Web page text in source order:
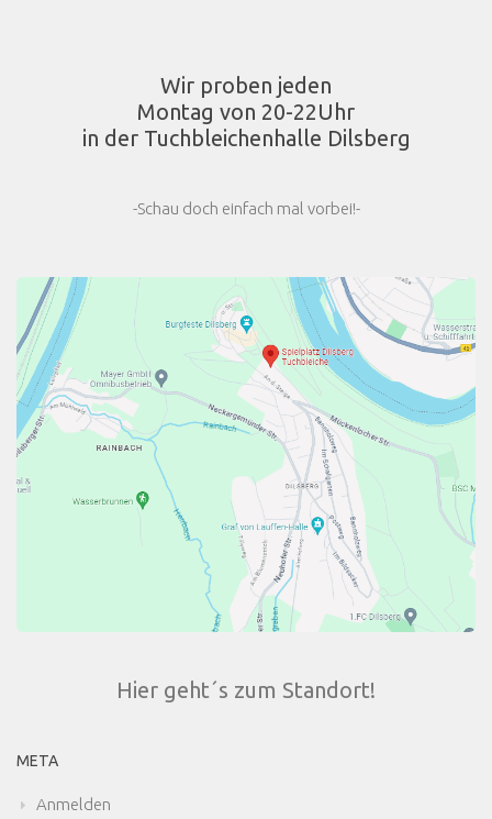
Wir proben jeden
Montag von 20-22Uhr
in der Tuchbleichenhalle Dilsberg
-Schau doch einfach mal vorbei!-
Hier geht´s zum Standort!
META
Anmelden